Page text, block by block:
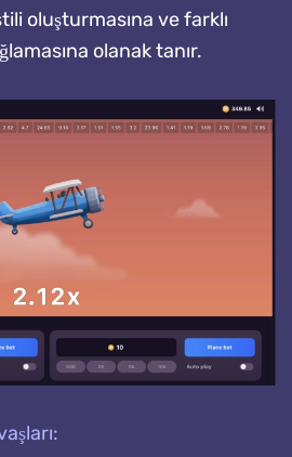
oluşturmasına ve farklı
olanak tanır.